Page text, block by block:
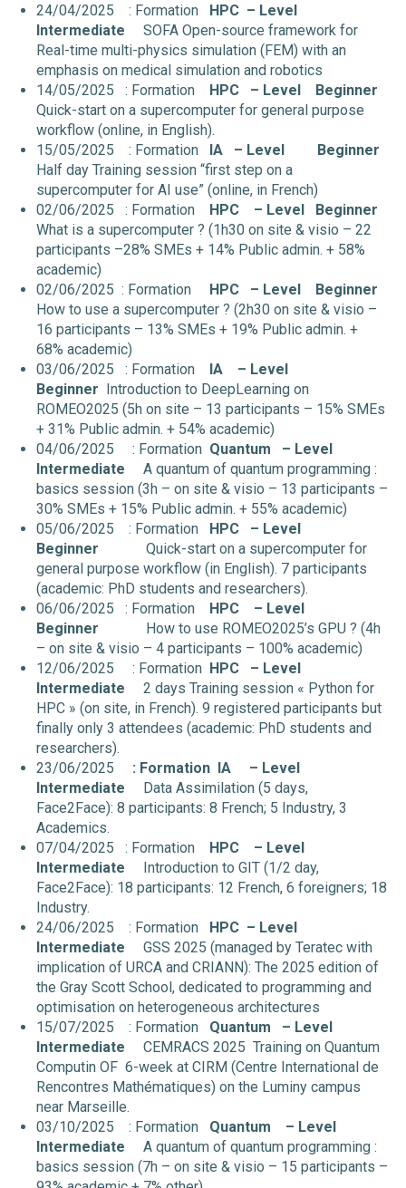
24/04/2025 : Formation HPC – Level
Intermediate
SOFA Open-source framework for
Real-time multi-physics simulation (FEM) with an
emphasis on medical simulation and robotics
14/05/2025 : Formation HPC – Level
Beginner
Quick-start on a supercomputer for general purpose
workflow (online, in English).
15/05/2025 : Formation
IA – Level
Beginner
Half day Training session “first step on a
supercomputer for AI use” (online, in French)
02/06/2025 : Formation
HPC – Level
Beginner
What is a supercomputer ? (1h30 on site & visio – 22
participants –28% SMEs + 14% Public admin. + 58%
academic)
02/06/2025 : Formation HPC – Level
Beginner
How to use a supercomputer ? (2h30 on site & visio –
16 participants – 13% SMEs + 19% Public admin. +
68% academic)
03/06/2025 : Formation
IA – Level
Beginner Introduction to DeepLearning on
ROMEO2025 (5h on site – 13 participants – 15% SMEs
+ 31% Public admin. + 54% academic)
04/06/2025 : Formation Quantum – Level
Intermediate A quantum of quantum programming :
basics session (3h – on site & visio – 13 participants –
30% SMEs + 15% Public admin. + 55% academic)
05/06/2025 : Formation
HPC – Level
Beginner
Quick-start on a supercomputer for
general purpose workflow (in English). 7 participants
(academic: PhD students and researchers).
06/06/2025 : Formation HPC – Level
Beginner
How to use ROMEO2025’s GPU ? (4h
– on site & visio – 4 participants – 100% academic)
12/06/2025 : Formation HPC – Level
Intermediate
2 days Training session « Python for
HPC » (on site, in French). 9 registered participants but
finally only 3 attendees (academic: PhD students and
researchers).
23/06/2025
: Formation IA – Level
Intermediate
Data Assimilation (5 days,
Face2Face): 8 participants: 8 French; 5 Industry, 3
Academics.
07/04/2025 : Formation HPC – Level
Intermediate
Introduction to GIT (1/2 day,
Face2Face): 18 participants: 12 French, 6 foreigners; 18
Industry.
24/06/2025 : Formation
HPC – Level
Intermediate GSS 2025 (managed by Teratec with
implication of URCA and CRIANN): The 2025 edition of
the Gray Scott School, dedicated to programming and
optimisation on heterogeneous architectures
15/07/2025 : Formation
Quantum – Level
Intermediate
CEMRACS 2025 Training on Quantum
Computin OF 6-week at CIRM (Centre International de
Rencontres Mathématiques) on the Luminy campus
near Marseille.
03/10/2025 : Formation Quantum – Level
Intermediate A quantum of quantum programming :
basics session (7h – on site & visio – 15 participants –